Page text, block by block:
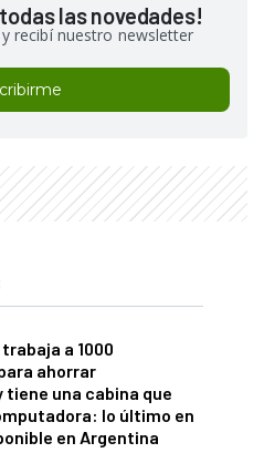
las novedades!
recibí nuestro newsletter
a 1000
ahorrar
una cabina que
lo último en
en Argentina